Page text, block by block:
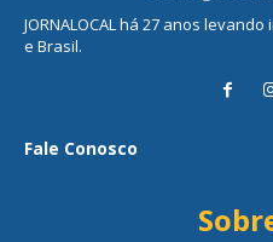
JORNALOCAL há 27 anos
e Brasil.
Fale Conosco